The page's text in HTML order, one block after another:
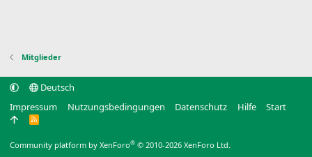
Mitglieder
Deutsch
Impressum
Nutzungsbedingungen Datenschutz Hilfe Start
R
Community platform by XenForo® © 2010-2026 XenForo Ltd.